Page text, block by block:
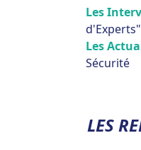
Les
d'Experts"
Les
Sécurité
LES